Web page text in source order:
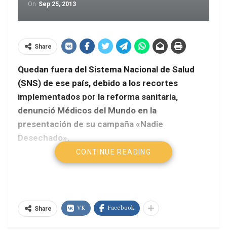
On Sep 25, 2013
Share
Quedan fuera del Sistema Nacional de Salud
(SNS) de ese país, debido a los recortes
implementados por la reforma sanitaria,
denunció Médicos del Mundo en la
presentación de su campaña «Nadie
Desechado».
en España, aseguró la investigadora Helena
CONTINUE READING
Share VK Facebook